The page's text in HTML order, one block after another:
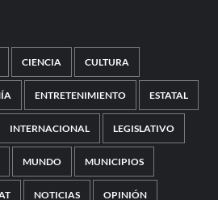
CIENCIA CULTURA
ENTRETENIMIENTO ESTATAL
INTERNACIONAL LEGISLATIVO
MUNDO MUNICIPIOS
NOTICIAS OPINIÓN